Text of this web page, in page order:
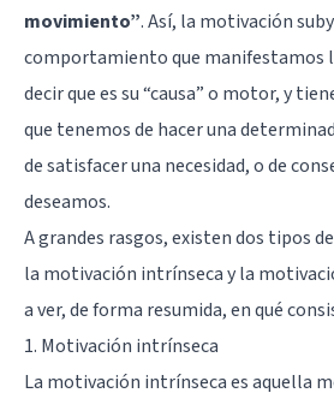
movimiento”. Así, la motivación
comportamiento que manifestamos
decir que es su “causa” o motor, y
que tenemos de hacer una
de satisfacer una necesidad, o de
deseamos.
A grandes rasgos, existen dos tipos
la motivación intrínseca y la
a ver, de forma resumida, en qué
1. Motivación intrínseca
La motivación intrínseca es aquella